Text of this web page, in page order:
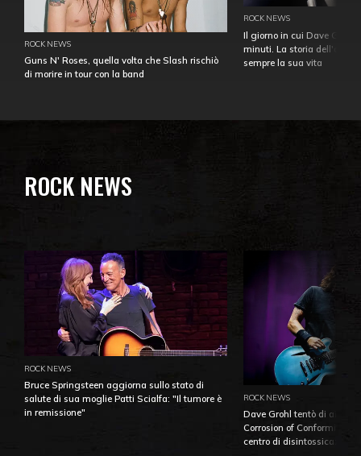
ROCK NEWS
Guns N' Roses, quella volta che Slash rischiò
di morire in tour con la band
ROCK NEWS
Il giorno in cui Dave
minuti. La storia
sempre la sua vita
ROCK NEWS
ROCK NEWS
Bruce Springsteen aggiorna sullo stato di
salute di sua moglie Patti Scialfa: "Il tumore è
in remissione"
ROCK NEWS
Dave Grohl tentò di
Corrosion of Conformity
centro di